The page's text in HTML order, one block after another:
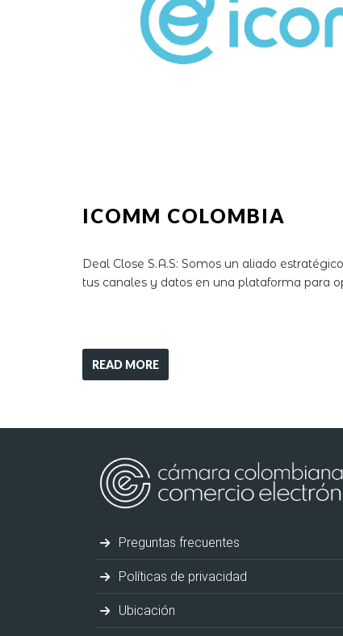
ICOMM COLOMBIA
Deal Close S.A.S: Somos un aliado
tus canales y datos en una plataforma para
READ MORE
Preguntas frecuentes
Políticas de privacidad
Ubicación